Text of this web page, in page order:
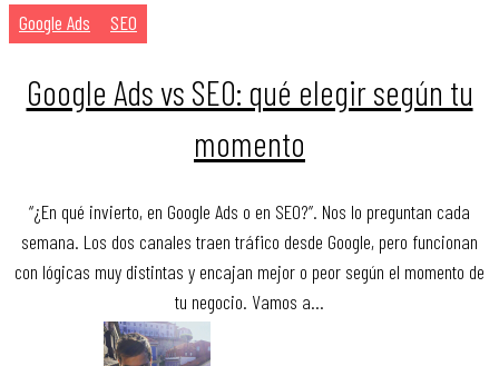
Google Ads SEO
Google Ads vs SEO: qué elegir según tu
momento
“¿En qué invierto, en Google Ads o en SEO?”. Nos lo preguntan cada
semana. Los dos canales traen tráfico desde Google, pero funcionan
con lógicas muy distintas y encajan mejor o peor según el momento de
tu negocio. Vamos a…